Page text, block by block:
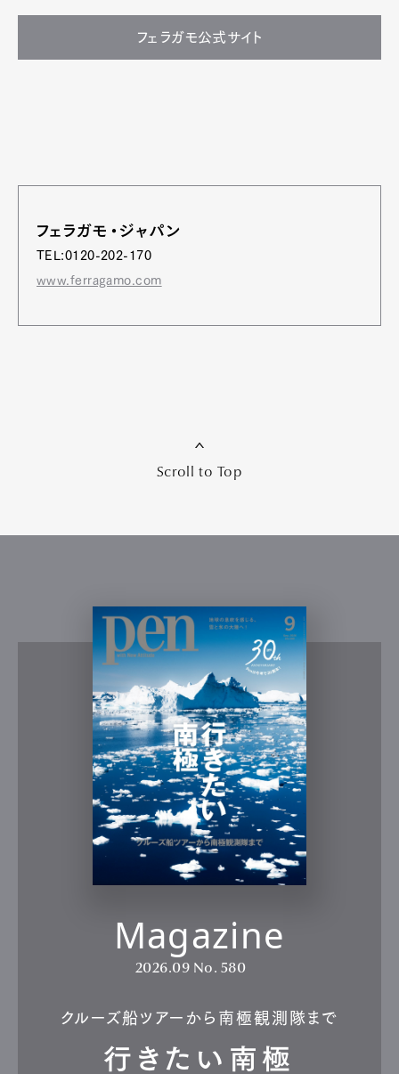
フェラガモ公式サイト
フェラガモ・ジャパン
TEL:0120-202-170
www.ferragamo.com
Scroll to Top
Magazine
2026.09 No. 580
クルーズ船ツアーから南極観測隊まで
行きたい南極